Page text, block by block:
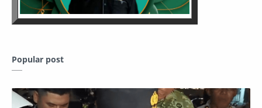
Popular post